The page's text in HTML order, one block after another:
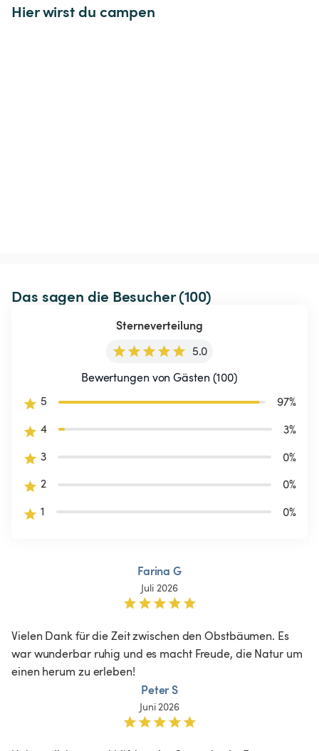
Hier wirst du campen
Das sagen die Besucher (100)
Sterneverteilung
5.0
Bewertungen von Gästen (100)
5
97%
4
3%
3
0%
2
0%
1
0%
Farina G
Juli 2026
Vielen Dank für die Zeit zwischen den Obstbäumen. Es
war wunderbar ruhig und es macht Freude, die Natur um
einen herum zu erleben!
Peter S
Juni 2026